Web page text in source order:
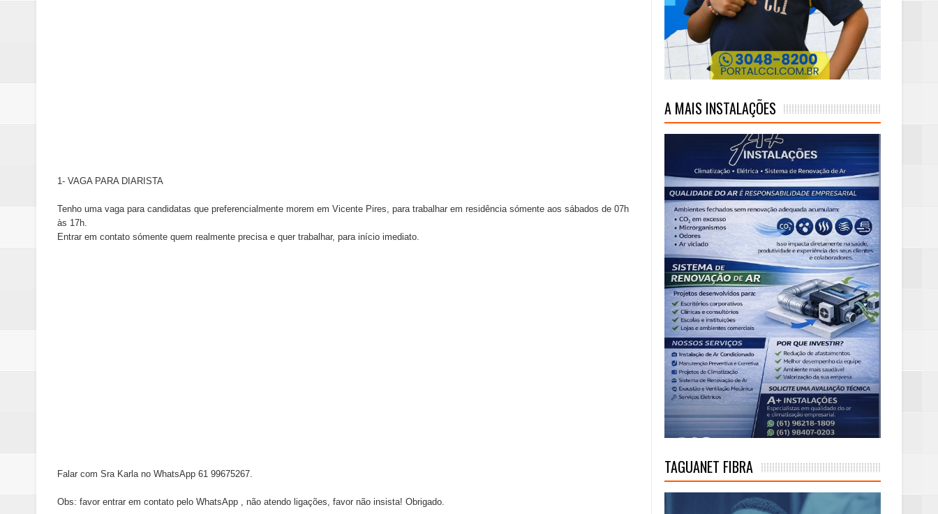
PL e Flávio Bolsonaro oficializam candidatura de Hamilton Tatu por Samambaia, Recanto das Emas e Água Quente
1- VAGA PARA DIARISTA
Tenho uma vaga para candidatas que preferencialmente morem em Vicente Pires, para trabalhar em residência sómente aos sábados de 07h
às 17h.
Entrar em contato sómente quem realmente precisa e quer trabalhar, para início imediato.
Falar com Sra Karla no WhatsApp 61 99675267.
Obs: favor entrar em contato pelo WhatsApp , não atendo ligações, favor não insista! Obrigado.
A MAIS INSTALAÇÕES
TAGUANET FIBRA